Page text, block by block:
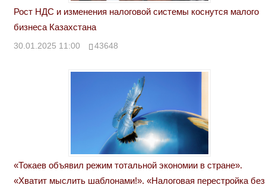
Рост НДС и изменения налоговой системы коснутся малого
бизнеса Казахстана
30.01.2025 11:00 43648
«Токаев объявил режим тотальной экономии в стране».
«Хватит мыслить шаблонами!». «Налоговая перестройка без